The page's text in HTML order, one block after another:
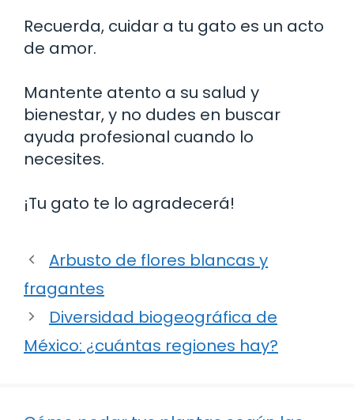
Recuerda, cuidar a tu gato es un acto
de amor.
Mantente atento a su salud y
bienestar, y no dudes en buscar
ayuda profesional cuando lo
necesites.
¡Tu gato te lo agradecerá!
Arbusto de flores blancas y
fragantes
Diversidad biogeográfica de
México: ¿cuántas regiones hay?